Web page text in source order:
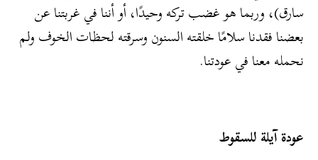
سارق)، وربما هو غضب تركه وحيدًا، أو أننا في غربتنا عن
بعضنا فقدنا سلامًا خلقته السنون وسرقته لحظات الخوف ولم
نحمله معنا في عودتنا.
عودة آيلة للسقوط